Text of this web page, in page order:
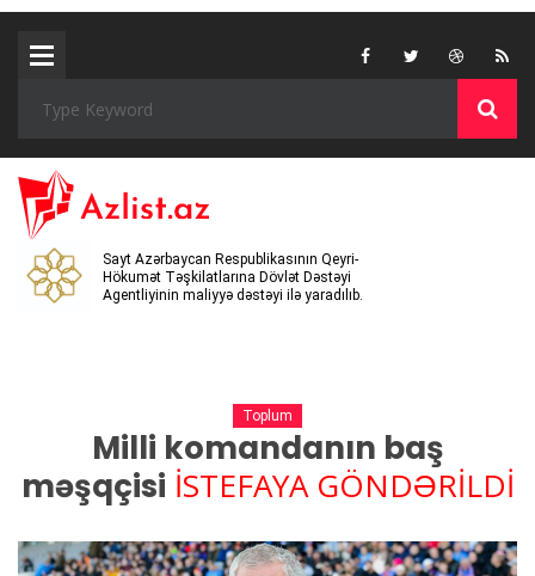
Sayt Azərbaycan Respublikasının Qeyri-
Hökumət Təşkilatlarına Dövlət Dəstəyi
Agentliyinin maliyyə dəstəyi ilə yaradılıb.
Toplum
Milli komandanın baş
məşqçisi İSTEFAYA GÖNDƏRİLDİ